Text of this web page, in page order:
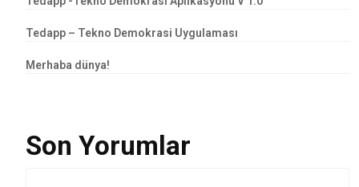
Tedapp – Tekno Demokrasi Uygulaması
Merhaba dünya!
Son Yorumlar